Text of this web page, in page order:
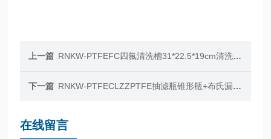
上一篇 RNKW-PTFEFC四氟清洗槽31*22.5*19cm清洗桶耐酸碱方盒
下一篇 RNKW-PTFECLZZPTFE抽滤瓶锥形瓶+布氏漏斗化工制药耐酸碱
在线留言